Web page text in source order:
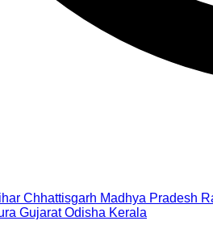
Chhattisgarh Madhya Pradesh
Gujarat Odisha Kerala